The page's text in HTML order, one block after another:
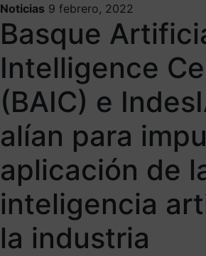
Noticias 9 febrero, 2022
Basque
Intelligence
(BAIC) e
alían para
aplicación de
inteligencia
la industria